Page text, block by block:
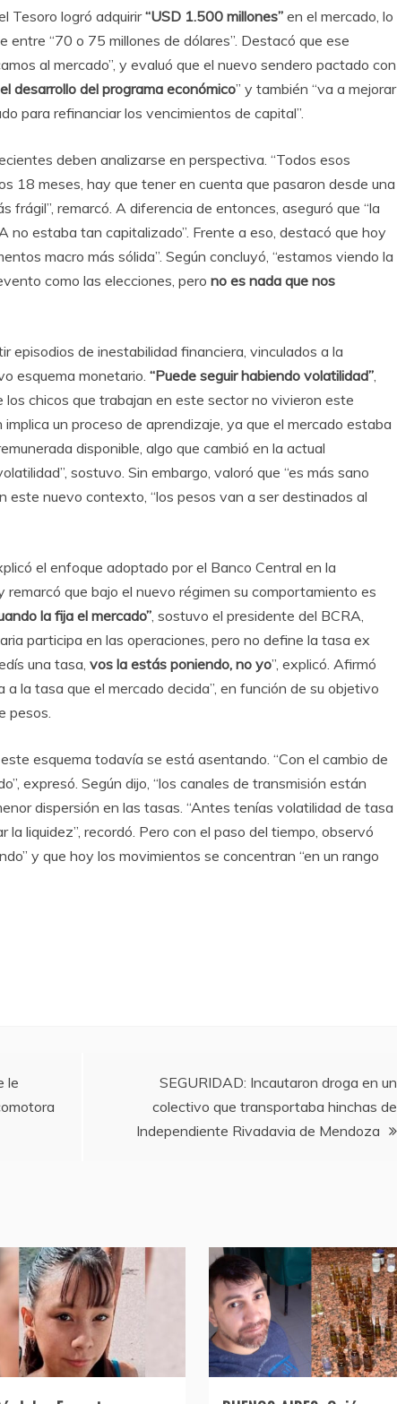
Tesoro logró adquirir“USD 1.500 millones” en el mercado, lo
entre “70 o 75 millones de dólares”. Destacó que ese
al mercado”, y evaluó que el nuevo sendero pactado con
desarrollo del programa económico” y también “va a mejorar
para refinanciar los vencimientos de capital”.
deben analizarse en perspectiva. “Todos esos
18 meses, hay que tener en cuenta que pasaron desde una
frágil”, remarcó. A diferencia de entonces, aseguró que “la
no estaba tan capitalizado”. Frente a eso, destacó que hoy
macro más sólida”. Según concluyó, “estamos viendo la
como las elecciones, pero no es nada que nos
episodios de inestabilidad financiera, vinculados a la
esquema monetario. “Puede seguir habiendo volatilidad”,
los chicos que trabajan en este sector no vivieron este
implica un proceso de aprendizaje, ya que el mercado estaba
disponible, algo que cambió en la actual
sostuvo. Sin embargo, valoró que “es más sano
este nuevo contexto, “los pesos van a ser destinados al
el enfoque adoptado por el Banco Central en la
que bajo el nuevo régimen su comportamiento es
la fija el mercado”, sostuvo el presidente del BCRA,
participa en las operaciones, pero no define la tasa ex
una tasa, vos la estás poniendo, no yo”, explicó. Afirmó
la tasa que el mercado decida”, en función de su objetivo
pesos.
esquema todavía se está asentando. “Con el cambio de
expresó. Según dijo, “los canales de transmisión están
dispersión en las tasas. “Antes tenías volatilidad de tasa
liquidez”, recordó. Pero con el paso del tiempo, observó
y que hoy los movimientos se concentran “en un rango
le
SEGURIDAD: Incautaron droga en un
colectivo que transportaba hinchas de
Independiente Rivadavia de Mendoza